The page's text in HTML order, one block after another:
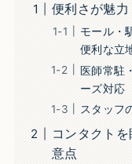
便利さが魅
モール・
便利な立
医師常駐
ーズ対応
スタッフ
コンタクト
意点